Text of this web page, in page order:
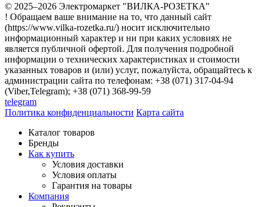
© 2025–2026 Электромаркет "ВИЛКА-РОЗЕТКА"
! Обращаем ваше внимание на то, что данный сайт
(https://www.vilka-rozetka.ru/) носит исключительно
информационный характер и ни при каких условиях не
является публичной офертой. Для получения подробной
информации о технических характеристиках и стоимости
указанных товаров и (или) услуг, пожалуйста, обращайтесь к
администрации сайта по телефонам: +38 (071) 317-04-94
(Viber,Telegram); +38 (071) 368-99-59
telegram
Политика конфиденциальности Карта сайта
Каталог товаров
Бренды
Как купить
Условия доставки
Условия оплаты
Гарантия на товары
Компания